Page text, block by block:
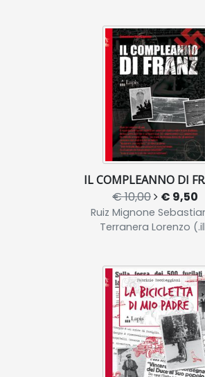
IL COMPLEANNO DI
€ 10,00 € 9,50
Ruiz Mignone
Terranera Lorenzo